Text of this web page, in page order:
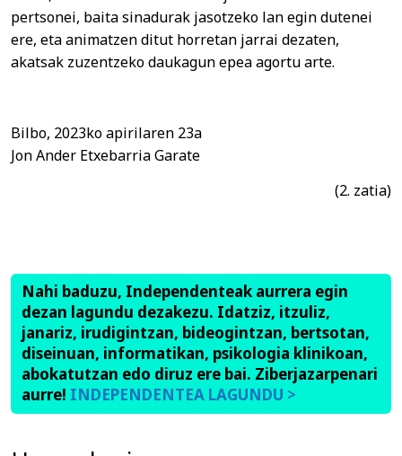
pertsonei, baita sinadurak jasotzeko lan egin dutenei
ere, eta animatzen ditut horretan jarrai dezaten,
akatsak zuzentzeko daukagun epea agortu arte.
Bilbo, 2023ko apirilaren 23a
Jon Ander Etxebarria Garate
(2. zatia)
Nahi baduzu, Independenteak aurrera egin
dezan lagundu dezakezu. Idatziz, itzuliz,
janariz, irudigintzan, bideogintzan, bertsotan,
diseinuan, informatikan, psikologia klinikoan,
abokatutzan edo diruz ere bai. Ziberjazarpenari
aurre! INDEPENDENTEA LAGUNDU >